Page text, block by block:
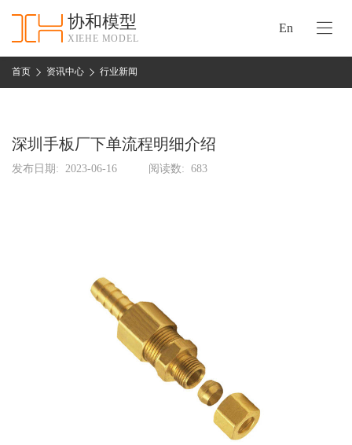
协和模型
XIEHE MODEL
En
首页 资讯中心 行业新闻
深圳手板厂下单流程明细介绍
发布日期: 2023-06-16 阅读数: 683
协
和
资